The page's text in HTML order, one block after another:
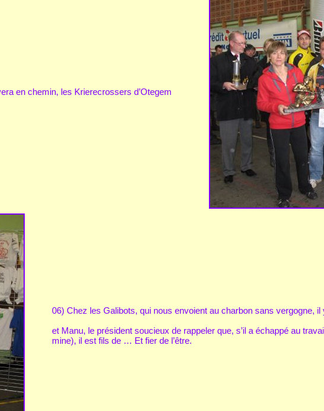
en chemin, les Krierecrossers d’Otegem
06) Chez les Galibots, qui nous envoient au charbon sans vergogne,
et Manu, le président soucieux de rappeler que, s’il a échappé au
mine), il est fils de … Et fier de l’être.